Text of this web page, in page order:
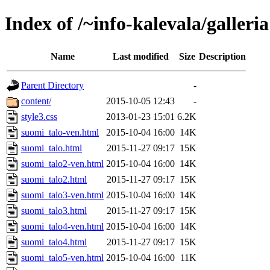
Index of /~info-kalevala/
Name Last modified Size Description
Parent Directory
-
content/
2015-10-05 12:43
-
style3.css
2013-01-23 15:01 6.2K
suomi_talo-ven.html
2015-10-04 16:00 14K
suomi_talo.html
2015-11-27 09:17 15K
suomi_talo2-ven.html 2015-10-04 16:00 14K
suomi_talo2.html
2015-11-27 09:17 15K
suomi_talo3-ven.html 2015-10-04 16:00 14K
suomi_talo3.html
2015-11-27 09:17 15K
suomi_talo4-ven.html 2015-10-04 16:00 14K
suomi_talo4.html
2015-11-27 09:17 15K
suomi_talo5-ven.html 2015-10-04 16:00 11K